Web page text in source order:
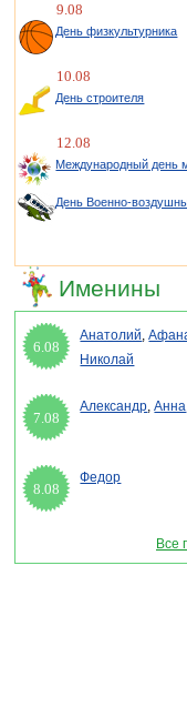
9.08
День физкультурника
10.08
День строителя
12.08
Международный день
День Военно-
Именины
6.08
Анатолий,
Николай
7.08
Александр,Анна
8.08
Федор
Все